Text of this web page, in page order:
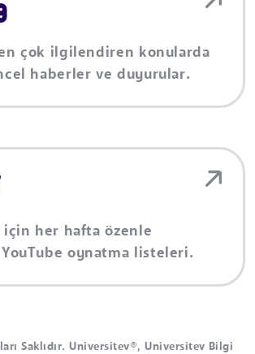
çok ilgilendiren konularda
haberler ve duyurular.
her hafta özenle
YouTube oynatma listeleri.
Saklıdır. Universitev®, Universitev Bilgi